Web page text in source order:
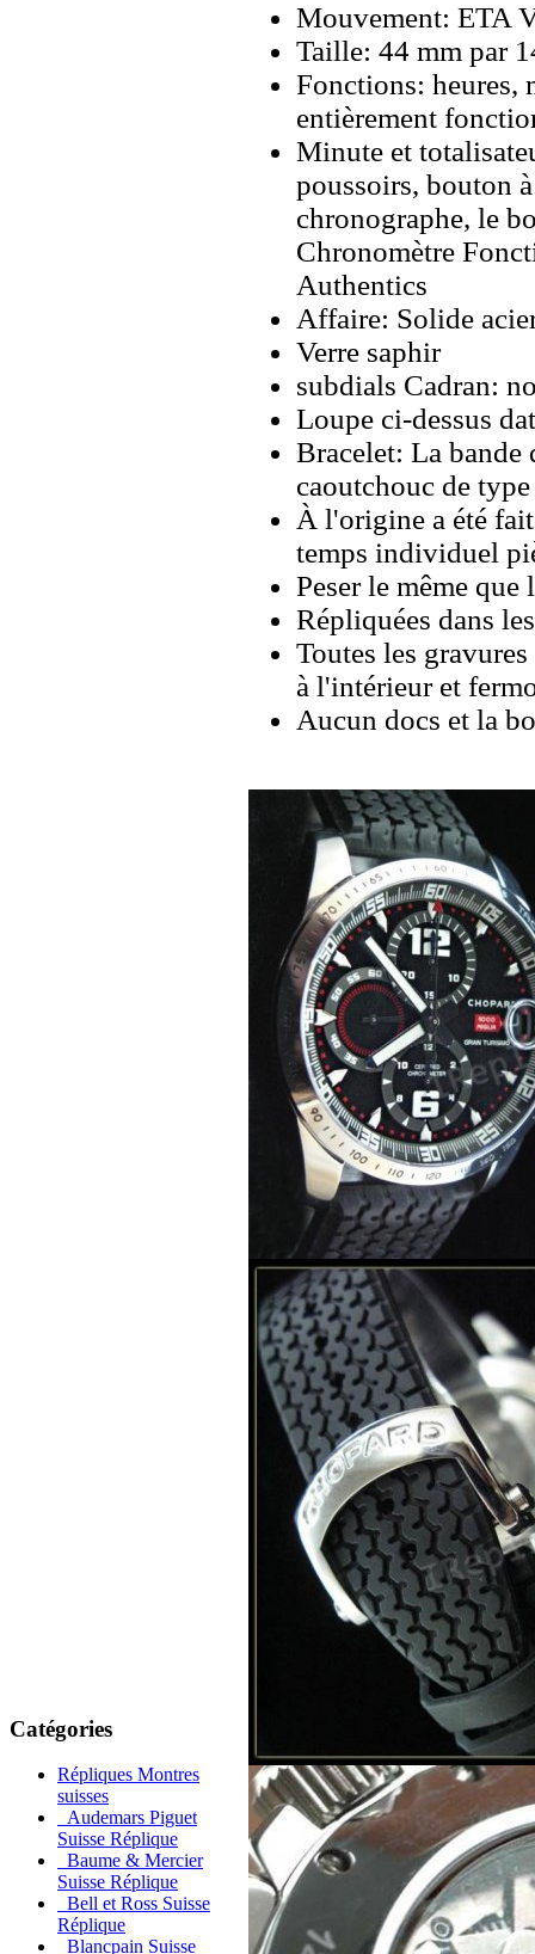
Catégories
Répliques Montres
suisses
Audemars Piguet
Suisse Réplique
Baume & Mercier
Suisse Réplique
Bell et Ross Suisse
Réplique
Blancpain Suisse
Mouvement: ETA
Taille: 44 mm par
Fonctions: heures,
entièrement
Minute et
poussoirs, bouton
chronographe, le
Chronomètre
Authentics
Affaire: Solide
Verre saphir
subdials Cadran:
Loupe ci-dessus
Bracelet: La bande
caoutchouc de type
À l'origine a été
temps individuel
Peser le même
Répliquées dans
Toutes les
à l'intérieur et
Aucun docs et la